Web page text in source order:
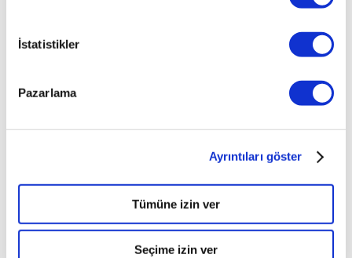
İstatistikler
Pazarlama
Ayrıntıları göster
Tümüne izin ver
Seçime izin ver
kısa
tekrar
haline
Ford